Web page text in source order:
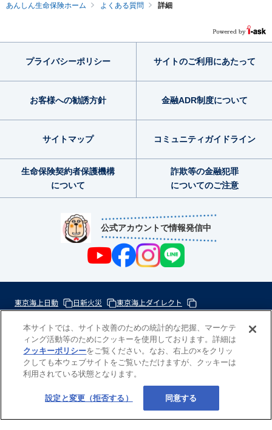
あんしん生命保険ホーム よくある質問 詳細
公式アカウントで情報発信中
プライバシーポリシー サイトのご利用にあたって
お客様への勧誘方針 金融ADR制度について
サイトマップ コミュニティガイドライン
生命保険契約者保護機構
について
詐欺等の金融犯罪
についてのご注意
東京海上日動 日新火災
東京海上ダイレクト
東京海上ミレア少額短期
次
の
一
東
上
Copyright(c) 東京海上日動あんしん生命
本サイトでは、サイト改善のための統計的な把握、マーケテ
ィング活動等のためにクッキーを使用しております。詳細は
クッキーポリシーをご覧ください。なお、右上の×をクリッ
クしても本ウェブサイトをご覧いただけますが、クッキーは
利用されている状態となります。
設定と変更（拒否する） 同意する